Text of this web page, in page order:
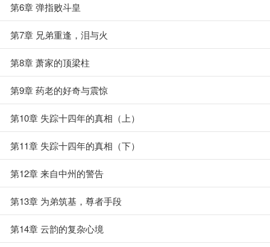
第6章 弹指败斗皇
第7章 兄弟重逢，泪与火
第8章 萧家的顶梁柱
第9章 药老的好奇与震惊
第10章 失踪十四年的真相（上）
第11章 失踪十四年的真相（下）
第12章 来自中州的警告
第13章 为弟筑基，尊者手段
第14章 云韵的复杂心境